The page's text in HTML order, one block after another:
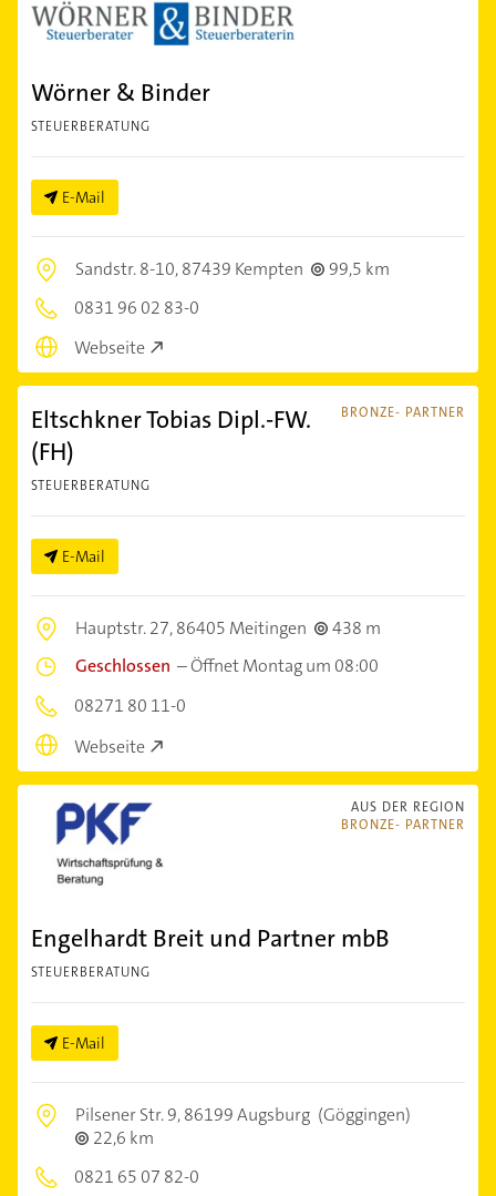
Wörner & Binder
STEUERBERATUNG
E-Mail
Sandstr. 8-10,87439 Kempten
99,5 km
0831 96 02 83-0
Webseite
BRONZE- PARTNER
Eltschkner Tobias Dipl.-FW.
(FH)
STEUERBERATUNG
E-Mail
Hauptstr. 27,86405 Meitingen
438 m
Geschlossen –Öffnet Montag um 08:00
08271 80 11-0
Webseite
AUS DER REGION
BRONZE- PARTNER
Engelhardt Breit und Partner mbB
STEUERBERATUNG
E-Mail
Pilsener Str. 9,86199 Augsburg (Göggingen)
22,6 km
0821 65 07 82-0